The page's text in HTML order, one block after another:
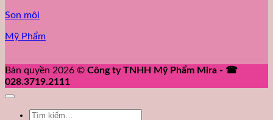
Son môi
Mỹ Phẩm
Bản quyền 2026 © Công ty TNHH Mỹ Phẩm Mira - ☎
028.3719.2111
Tìm